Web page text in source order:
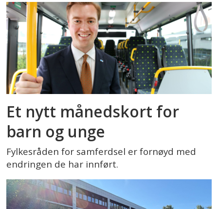
Et nytt månedskort for
barn og unge
Fylkesråden for samferdsel er fornøyd med
endringen de har innført.